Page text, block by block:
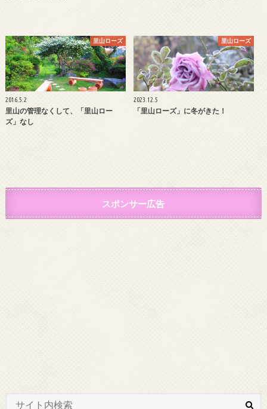
里山ローズ
2016.5.2
里山の管理なくして、「里山ロー
ズ」なし
里山ローズ
2023.12.5
「里山ローズ」に冬がきた！
スポンサー広告